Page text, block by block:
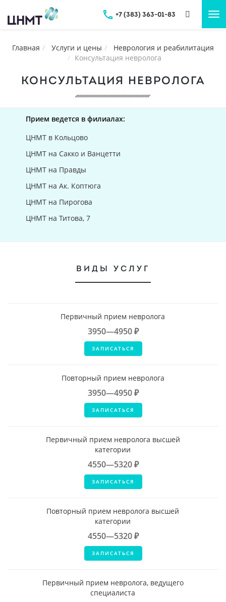
+7 (383) 363-01-83
Главная Услуги и цены
Неврология и реабилитация
Консультация невролога
КОНСУЛЬТАЦИЯ НЕВРОЛОГА
Прием ведется в филиалах:
ЦНМТ в Кольцово
ЦНМТ на Сакко и Ванцетти
ЦНМТ на Правды
ЦНМТ на Ак. Коптюга
ЦНМТ на Пирогова
ЦНМТ на Титова, 7
ВИДЫ УСЛУГ
Первичный прием невролога
3950—4950 ₽
ЗАПИСАТЬСЯ
Повторный прием невролога
3950—4950 ₽
ЗАПИСАТЬСЯ
Первичный прием невролога высшей
категории
4550—5320 ₽
ЗАПИСАТЬСЯ
Повторный прием невролога высшей
категории
4550—5320 ₽
ЗАПИСАТЬСЯ
Первичный прием невролога, ведущего
специалиста